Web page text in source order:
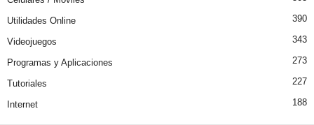
Utilidades Online 390
Videojuegos 343
Programas y Aplicaciones 273
Tutoriales 227
Internet 188